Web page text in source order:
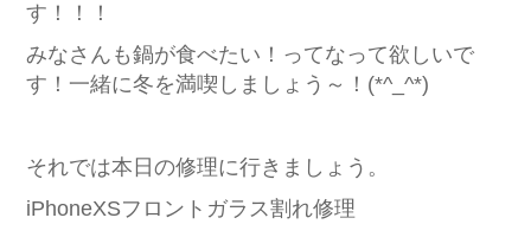
す！！！
みなさんも鍋が食べたい！ってなって欲しいで
す！一緒に冬を満喫しましょう～！(*^_^*)
それでは本日の修理に行きましょう。
iPhoneXSフロントガラス割れ修理